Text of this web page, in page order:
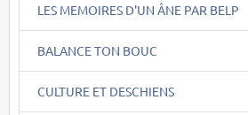
LES MEMOIRES D'UN ÂNE PAR BELP
BALANCE TON BOUC
CULTURE ET DESCHIENS